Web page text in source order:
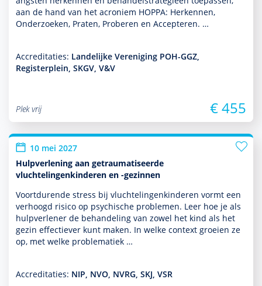
aan de hand van het acroniem HOPPA: Herkennen,
Onderzoeken, Praten, Proberen en Accepteren. …
Accreditaties: Landelijke Vereniging POH-GGZ,
Registerplein, SKGV, V&V
Plek vrij € 455
10 mei 2027
Hulpverlening aan getraumatiseerde
vluchtelingenkinderen en -gezinnen
Voortdurende stress bij vluchtelingenkin­de­ren vormt een
verhoogd risico op psychische pro­ble­men. Leer hoe je als
hulp­ver­le­ner de behan­del­ing van zowel het kind als het
gezin effectiever kunt maken. In welke context groeien ze
op, met welke proble­ma­tiek …
Accreditaties: NIP, NVO, NVRG, SKJ, VSR